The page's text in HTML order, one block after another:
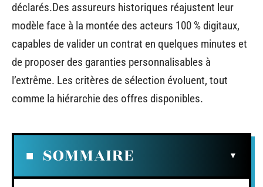
déclarés.Des assureurs historiques réajustent leur
modèle face à la montée des acteurs 100 % digitaux,
capables de valider un contrat en quelques minutes et
de proposer des garanties personnalisables à
l’extrême. Les critères de sélection évoluent, tout
comme la hiérarchie des offres disponibles.
SOMMAIRE